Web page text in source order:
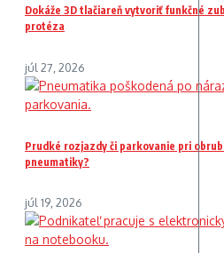
Dokáže 3D tlačiareň vytvoriť funkčné
protéza
júl 27, 2026
Prudké rozjazdy či parkovanie pri
pneumatiky?
júl 19, 2026